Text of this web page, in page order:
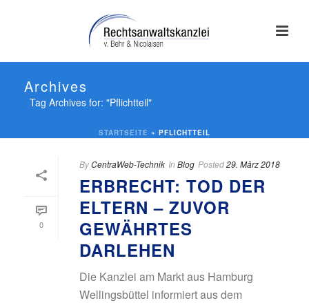
Archives
Tag Archives for: "Pflichtteil"
STARTSEITE » PFLICHTTEIL
0
ByCentraWeb-Technik In Blog Posted29. März 2018
ERBRECHT: TOD DER
ELTERN – ZUVOR
GEWÄHRTES
DARLEHEN
Die Kanzlei am Markt aus Hamburg
Wellingsbüttel informiert aus dem